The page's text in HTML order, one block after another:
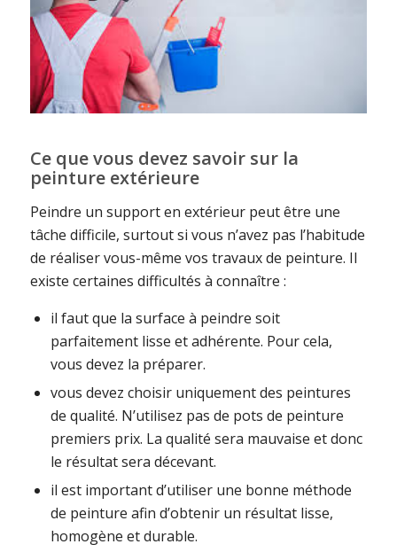
Ce que vous devez savoir sur la
peinture extérieure
Peindre un support en extérieur peut être une
tâche difficile, surtout si vous n’avez pas l’habitude
de réaliser vous-même vos travaux de peinture. Il
existe certaines difficultés à connaître :
il faut que la surface à peindre soit
parfaitement lisse et adhérente. Pour cela,
vous devez la préparer.
vous devez choisir uniquement des peintures
de qualité. N’utilisez pas de pots de peinture
premiers prix. La qualité sera mauvaise et donc
le résultat sera décevant.
il est important d’utiliser une bonne méthode
de peinture afin d’obtenir un résultat lisse,
homogène et durable.